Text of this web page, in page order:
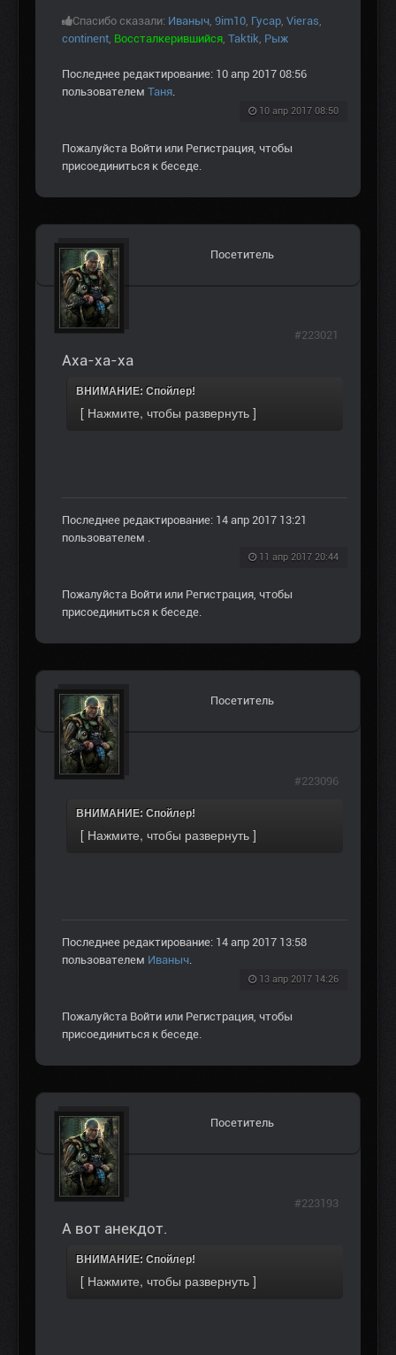
Спасибо сказали: Иваныч 9im10 Гусар Vieras
continent Воссталкерившийся Taktik Рыж
Последнее редактирование: 10 апр 2017 08:56
пользователем Таня
10 апр 2017 08:50
Пожалуйста Войти или Регистрация , чтобы
присоединиться к беседе.
Посетитель
Аха-ха-ха
ВНИМАНИЕ: Спойлер!
Последнее редактирование: 14 апр 2017 13:21
пользователем
11 апр 2017 20:44
#223021
Пожалуйста Войти или Регистрация , чтобы
присоединиться к беседе.
Посетитель
ВНИМАНИЕ: Спойлер!
Последнее редактирование: 14 апр 2017 13:58
пользователем Иваныч
13 апр 2017 14:26
#223096
Пожалуйста Войти или Регистрация , чтобы
присоединиться к беседе.
Посетитель
А вот анекдот.
ВНИМАНИЕ: Спойлер!
#223193